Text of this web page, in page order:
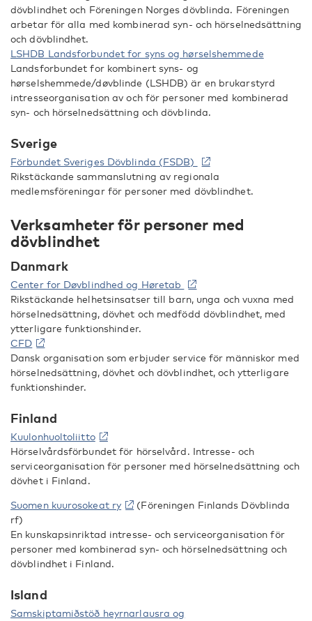
dövblindhet och Föreningen Norges dövblinda. Föreningen
arbetar för alla med kombinerad syn- och hörselnedsättning
och dövblindhet.
LSHDB Landsforbundet for syns og hørselshemmede
Landsforbundet for kombinert syns- og
hørselshemmede/døvblinde (LSHDB) är en brukarstyrd
intresseorganisation av och för personer med kombinerad
syn- och hörselnedsättning och dövblinda.
Sverige
Förbundet Sveriges Dövblinda (FSDB)
Rikstäckande sammanslutning av regionala
medlemsföreningar för personer med dövblindhet.
Verksamheter för personer med
dövblindhet
Danmark
Center for Døvblindhed og Høretab
Rikstäckande helhetsinsatser till barn, unga och vuxna med
hörselnedsättning, dövhet och medfödd dövblindhet, med
ytterligare funktionshinder.
CFD
Dansk organisation som erbjuder service för människor med
hörselnedsättning, dövhet och dövblindhet, och ytterligare
funktionshinder.
Finland
Kuulonhuoltoliitto
Hörselvårdsförbundet för hörselvård. Intresse- och
serviceorganisation för personer med hörselnedsättning och
dövhet i Finland.
Suomen kuurosokeat ry
(Föreningen Finlands Dövblinda
rf)
En kunskapsinriktad intresse- och serviceorganisation för
personer med kombinerad syn- och hörselnedsättning och
dövblindhet i Finland.
Island
Samskiptamiðstöð heyrnarlausra og